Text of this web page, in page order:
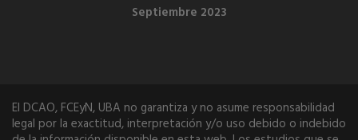
Septiembre 2023
El DCAO, FCEyN, UBA no garantiza y no asume responsabilidad
legal por la exactitud, interpretación y/o uso debido o indebido